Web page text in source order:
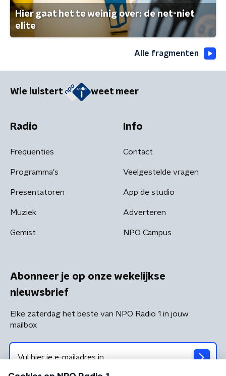
Hier gaat het te weinig over: de net-niet
elite
Alle fragmenten
Wie luistert weet meer
Radio
Frequenties
Programma's
Presentatoren
Muziek
Gemist
Info
Contact
Veelgestelde vragen
App de studio
Adverteren
NPO Campus
Abonneer je op onze wekelijkse
nieuwsbrief
Elke zaterdag het beste van NPO Radio 1 in jouw
mailbox